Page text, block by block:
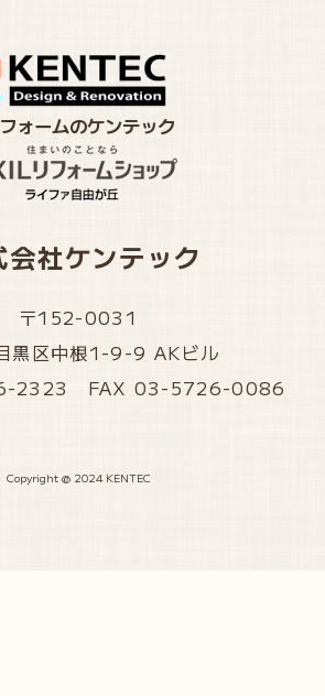
ォームのケンテック
会社ケンテック
〒152-0031
黒区中根1-9-9 AKビル
2323 FAX 03-5726-0086
Copyright @ 2024 KENTEC